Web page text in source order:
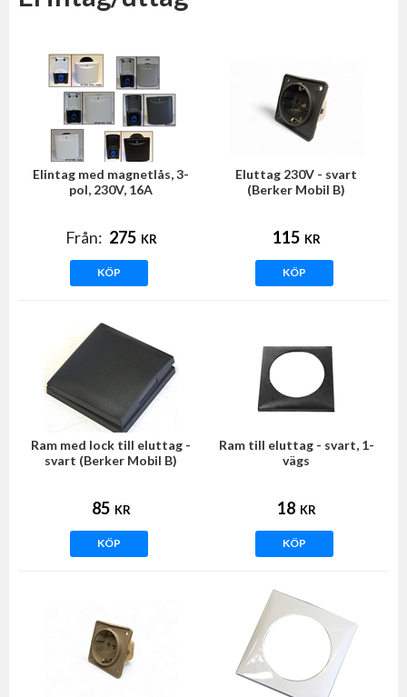
Elintag med magnetlås, 3-
pol, 230V, 16A
Från: 275 KR
KÖP
Eluttag 230V - svart
(Berker Mobil B)
115 KR
KÖP
Ram med lock till eluttag -
svart (Berker Mobil B)
85 KR
KÖP
Ram till eluttag - svart, 1-
vägs
18 KR
KÖP